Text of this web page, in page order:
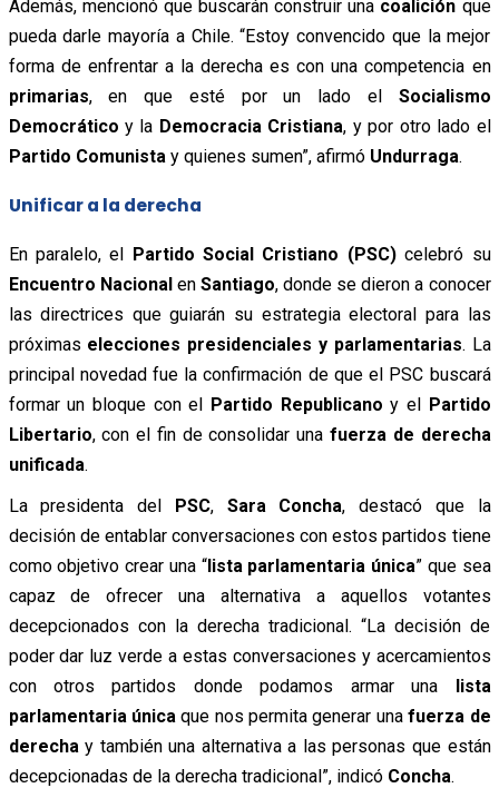
Además, mencionó que buscarán construir una coalición que
pueda darle mayoría a Chile. “Estoy convencido que la mejor
forma de enfrentar a la derecha es con una competencia en
primarias, en que esté por un lado el Socialismo
Democrático y la Democracia Cristiana, y por otro lado el
Partido Comunista y quienes sumen”, afirmó Undurraga.
Unificar a la derecha
En paralelo, el Partido Social Cristiano (PSC)celebró su
Encuentro Nacionalen Santiago, donde se dieron a conocer
las directrices que guiarán su estrategia electoral para las
próximas elecciones presidenciales y parlamentarias. La
principal novedad fue la confirmación de que el PSC buscará
formar un bloque con el Partido Republicano y el Partido
Libertario, con el fin de consolidar una fuerza de derecha
unificada.
La presidenta del PSC, Sara Concha, destacó que la
decisión de entablar conversaciones con estos partidos tiene
como objetivo crear una “lista parlamentaria única” que sea
capaz de ofrecer una alternativa a aquellos votantes
decepcionados con la derecha tradicional. “La decisión de
poder dar luz verde a estas conversaciones y acercamientos
con otros partidos donde podamos armar una lista
parlamentaria única que nos permita generar unafuerza de
derecha y también una alternativa a las personas que están
decepcionadas de la derecha tradicional”, indicó Concha.